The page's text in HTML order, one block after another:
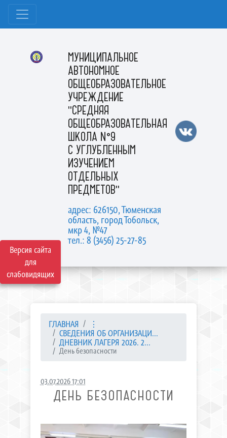
Версия сайта
для
слабовидящих
МУНИЦИПАЛЬНОЕ
АВТОНОМНОЕ
ОБЩЕОБРАЗОВАТЕЛЬНОЕ
УЧРЕЖДЕНИЕ
"СРЕДНЯЯ
ОБЩЕОБРАЗОВАТЕЛЬНАЯ
ШКОЛА №9
С УГЛУБЛЕННЫМ
ИЗУЧЕНИЕМ
ОТДЕЛЬНЫХ
ПРЕДМЕТОВ"
адрес: 626150, Тюменская
область, город Тобольск,
мкр 4, №47
тел.: 8 (3456) 25-27-85
ГЛАВНАЯ
⋮
СВЕДЕНИЯ ОБ ОРГАНИЗАЦИ...
ДНЕВНИК ЛАГЕРЯ 2026. 2...
День безопасности
03.07.2026 17:01
ДЕНЬ БЕЗОПАСНОСТИ